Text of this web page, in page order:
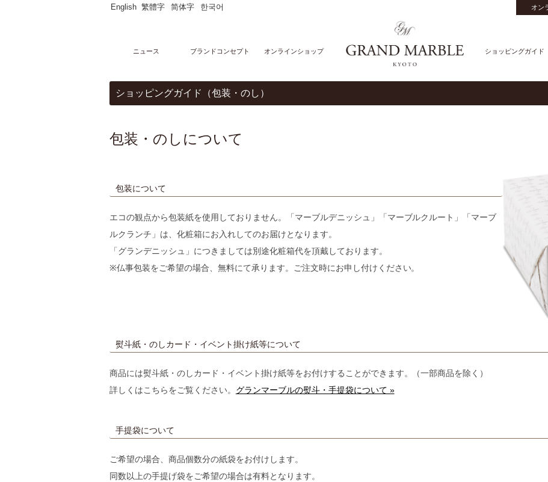
English 繁體字 简体字 한국어 オン
ニュース ブランドコンセプト オンラインショップ ショッピングガイド
オンラインストア
マーブルデニッシュ
マーブルクルート
グランデニッシュ
ご購入サポート
贈り物豆知識
店舗・ギャラリー
グランマーブル祇園本店
催事カレンダー
会社概要
お問い合わせ
特定商取引表記
プライバシーポリシー
ショッピングガイド（包装・のし）
包装・のしについて
包装について
エコの観点から包装紙を使用しておりません。「マーブルデニッシュ」「マーブルクルート」「マーブ
ルクランチ」は、化粧箱にお入れしてのお届けとなります。
「グランデニッシュ」につきましては別途化粧箱代を頂戴しております。
※仏事包装をご希望の場合、無料にて承ります。ご注文時にお申し付けください。
熨斗紙・のしカード・イベント掛け紙等について
商品には熨斗紙・のしカード・イベント掛け紙等をお付けすることができます。（一部商品を除く）
詳しくはこちらをご覧ください。 グランマーブルの熨斗・手提袋について »
手提袋について
ご希望の場合、商品個数分の紙袋をお付けします。
同数以上の手提げ袋をご希望の場合は有料となります。